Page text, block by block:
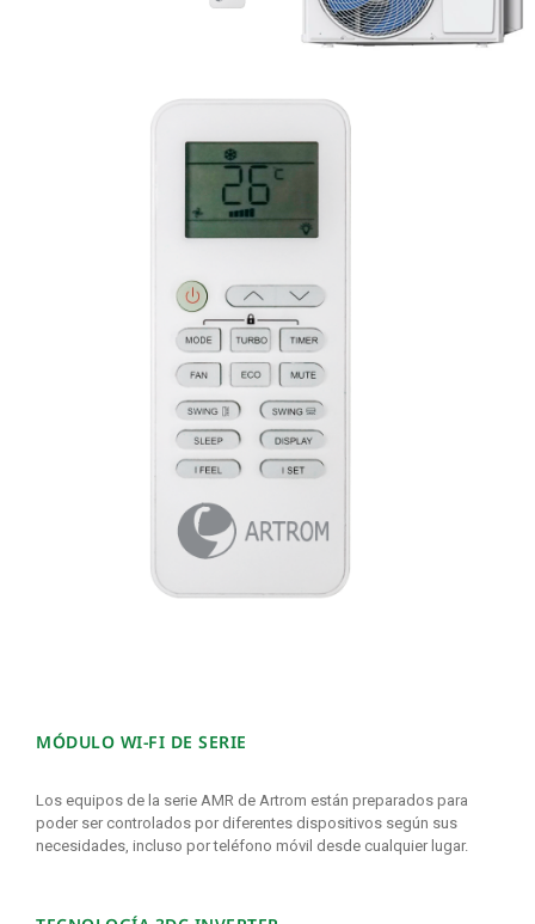
MÓDULO WI-FI DE SERIE
Los equipos de la serie AMR de Artrom están preparados para
poder ser controlados por diferentes dispositivos según sus
necesidades, incluso por teléfono móvil desde cualquier lugar.